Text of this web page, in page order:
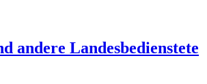
andere Landesbedienstete